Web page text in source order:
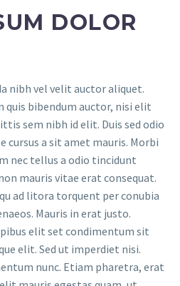
DOLOR
nibh vel velit auctor aliquet.
bibendum auctor, nisi elit
sem nibh id elit. Duis sed odio
cursus a sit amet mauris. Morbi
nec tellus a odio tincidunt
mauris vitae erat consequat.
ad litora torquent per conubia
Mauris in erat justo.
elit set condimentum sit
elit. Sed ut imperdiet nisi.
nunc. Etiam pharetra, erat